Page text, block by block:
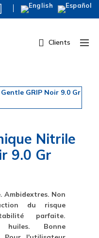
Clients
Nitrile
9.0 Gr
Ambidextres. Non
du risque
parfaite.
huiles. Bonne